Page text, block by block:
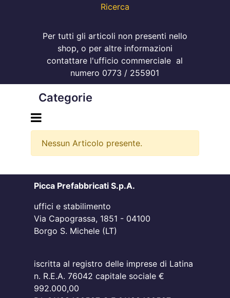
Per tutti gli articoli non presenti nello
shop, o per altre informazioni
contattare l'ufficio commerciale al
numero 0773 / 255901
Categorie
Open menu
Nessun Articolo presente.
Picca Prefabbricati S.p.A.
uffici e stabilimento
Via Capograssa, 1851 - 04100
Borgo S. Michele (LT)
iscritta al registro delle imprese di Latina
n. R.E.A. 76042 capitale sociale €
992.000,00